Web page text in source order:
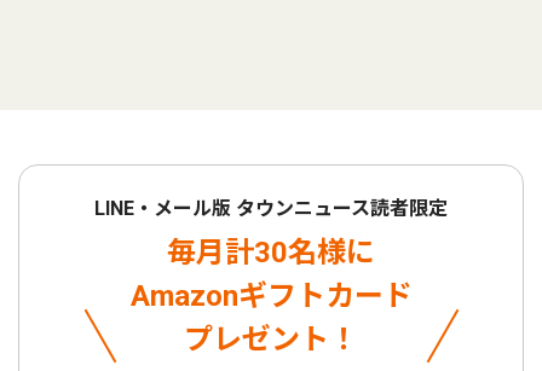
LINE・メール版 タウンニュース読者限定
毎月計30名様に
Amazonギフトカード
プレゼント！